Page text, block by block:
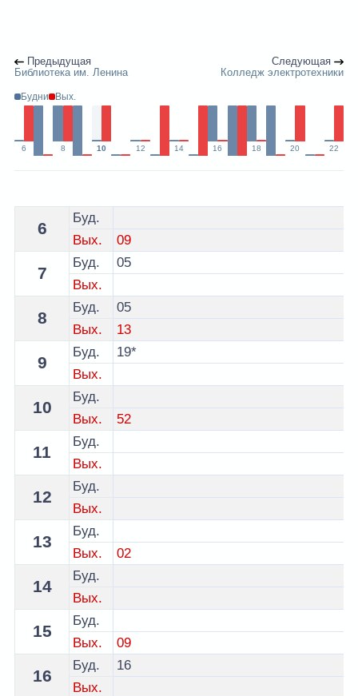
Предыдущая
Библиотека им. Ленина
Следующая
Колледж электротехники
Будни Вых.
6 8 10 12 14 16 18 20 22
Расписание 7 троллейбуса Витебск - остановка пл.
6
Буд.
Вых.
09
7
Буд.
05
Вых.
8
Буд.
05
Вых.
13
9
Буд.
19*
Вых.
10
Буд.
Вых.
52
11
Буд.
Вых.
12
Буд.
Вых.
13
Буд.
Вых.
02
14
Буд.
Вых.
15
Буд.
Вых.
09
16
Буд.
16
Вых.